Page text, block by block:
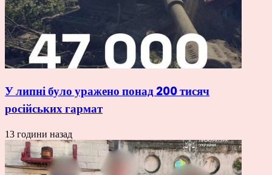
У липні було уражено понад 200 тисяч
російських гармат
13 години назад